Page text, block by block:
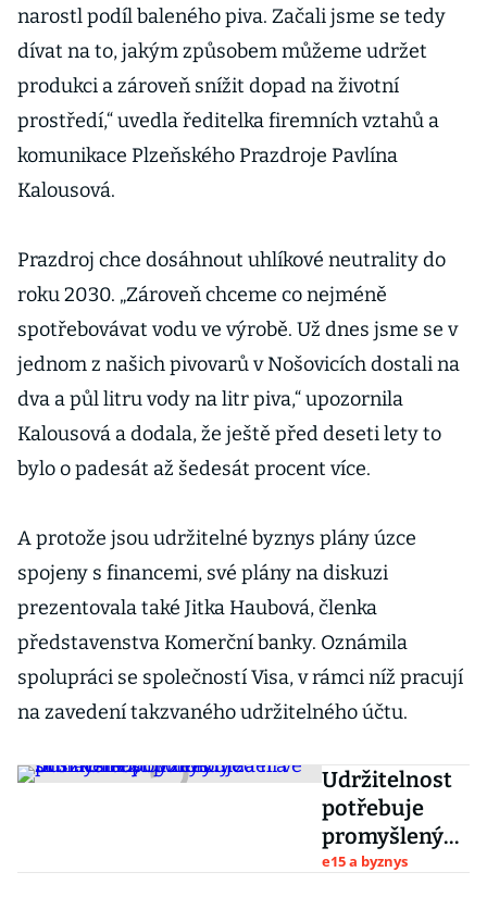
E.ON
narostl podíl baleného piva. Začali jsme se tedy
dívat na to, jakým způsobem můžeme udržet
produkci a zároveň snížit dopad na životní
prostředí,“ uvedla ředitelka firemních vztahů a
komunikace Plzeňského Prazdroje Pavlína
Kalousová.
Prazdroj chce dosáhnout uhlíkové neutrality do
roku 2030. „Zároveň chceme co nejméně
spotřebovávat vodu ve výrobě. Už dnes jsme se v
jednom z našich pivovarů v Nošovicích dostali na
dva a půl litru vody na litr piva,“ upozornila
Kalousová a dodala, že ještě před deseti lety to
bylo o padesát až šedesát procent více.
A protože jsou udržitelné byznys plány úzce
spojeny s financemi, své plány na diskuzi
prezentovala také Jitka Haubová, členka
představenstva Komerční banky. Oznámila
spolupráci se společností Visa, v rámci níž pracují
na zavedení takzvaného udržitelného účtu.
Udržitelnost
potřebuje
promyšlený
byznys model
e15 a byznys